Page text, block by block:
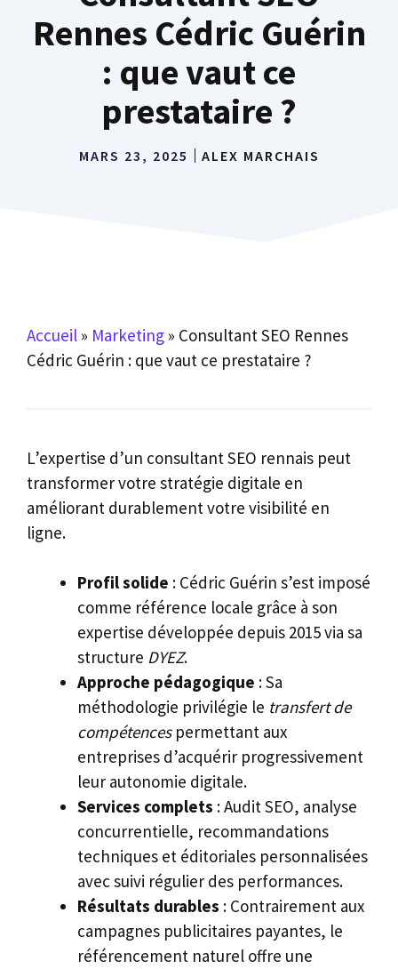
Rennes Cédric Guérin
: que vaut ce
prestataire ?
MARS 23, 2025 ALEX MARCHAIS
Accueil » Marketing » Consultant SEO Rennes
Cédric Guérin : que vaut ce prestataire ?
L’expertise d’un consultant SEO rennais peut
transformer votre stratégie digitale en
améliorant durablement votre visibilité en
ligne.
Profil solide : Cédric Guérin s’est imposé
comme référence locale grâce à son
expertise développée depuis 2015 via sa
structure DYEZ.
Approche pédagogique : Sa
méthodologie privilégie le transfert de
compétencespermettant aux
entreprises d’acquérir progressivement
leur autonomie digitale.
Services complets : Audit SEO, analyse
concurrentielle, recommandations
techniques et éditoriales personnalisées
avec suivi régulier des performances.
Résultats durables : Contrairement aux
campagnes publicitaires payantes, le
référencement naturel offre une